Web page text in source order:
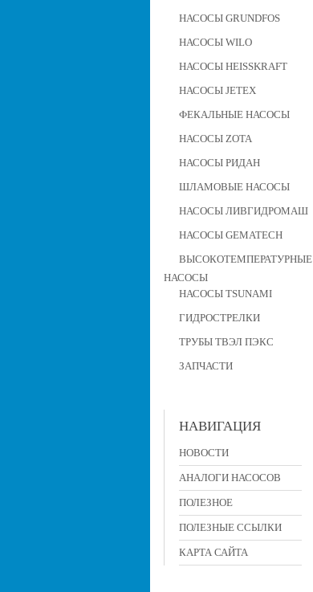
НАСОСЫ GRUNDFOS
НАСОСЫ WILO
НАСОСЫ HEISSKRAFT
НАСОСЫ JETEX
ФЕКАЛЬНЫЕ НАСОСЫ
НАСОСЫ ZOTA
НАСОСЫ РИДАН
ШЛАМОВЫЕ НАСОСЫ
НАСОСЫ ЛИВГИДРОМАШ
НАСОСЫ GEMATECH
ВЫСОКОТЕМПЕРАТУРНЫЕ
НАСОСЫ
НАСОСЫ TSUNAMI
ГИДРОСТРЕЛКИ
ТРУБЫ ТВЭЛ ПЭКС
ЗАПЧАСТИ
НАВИГАЦИЯ
НОВОСТИ
АНАЛОГИ НАСОСОВ
ПОЛЕЗНОЕ
ПОЛЕЗНЫЕ ССЫЛКИ
КАРТА САЙТА